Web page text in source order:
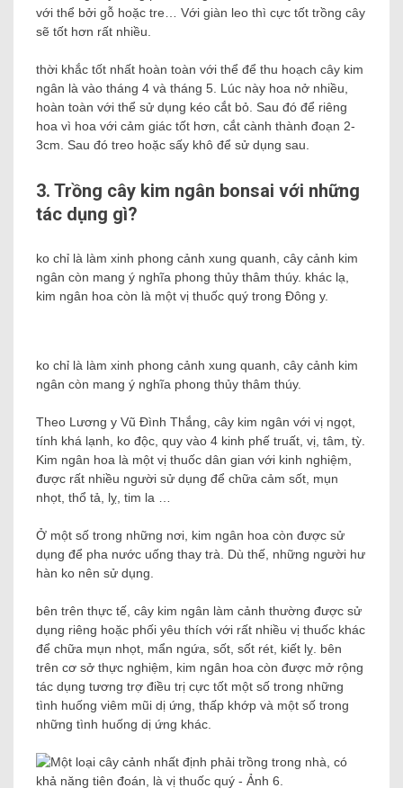
với thể bởi gỗ hoặc tre… Với giàn leo thì cực tốt trồng cây
sẽ tốt hơn rất nhiều.
thời khắc tốt nhất hoàn toàn với thể để thu hoạch cây kim
ngân là vào tháng 4 và tháng 5. Lúc này hoa nở nhiều,
hoàn toàn với thể sử dụng kéo cắt bỏ. Sau đó để riêng
hoa vì hoa với cảm giác tốt hơn, cắt cành thành đoạn 2-
3cm. Sau đó treo hoặc sấy khô để sử dụng sau.
3. Trồng cây kim ngân bonsai với những
tác dụng gì?
ko chỉ là làm xinh phong cảnh xung quanh, cây cảnh kim
ngân còn mang ý nghĩa phong thủy thâm thúy. khác lạ,
kim ngân hoa còn là một vị thuốc quý trong Đông y.
ko chỉ là làm xinh phong cảnh xung quanh, cây cảnh kim
ngân còn mang ý nghĩa phong thủy thâm thúy.
Theo Lương y Vũ Đình Thắng, cây kim ngân với vị ngọt,
tính khá lạnh, ko độc, quy vào 4 kinh phế truất, vị, tâm, tỳ.
Kim ngân hoa là một vị thuốc dân gian với kinh nghiệm,
được rất nhiều người sử dụng để chữa cảm sốt, mụn
nhọt, thổ tả, lỵ, tim la …
Ở một số trong những nơi, kim ngân hoa còn được sử
dụng để pha nước uống thay trà. Dù thế, những người hư
hàn ko nên sử dụng.
bên trên thực tế, cây kim ngân làm cảnh thường được sử
dụng riêng hoặc phối yêu thích với rất nhiều vị thuốc khác
để chữa mụn nhọt, mẩn ngứa, sốt, sốt rét, kiết lỵ. bên
trên cơ sở thực nghiệm, kim ngân hoa còn được mở rộng
tác dụng tương trợ điều trị cực tốt một số trong những
tình huống viêm mũi dị ứng, thấp khớp và một số trong
những tình huống dị ứng khác.